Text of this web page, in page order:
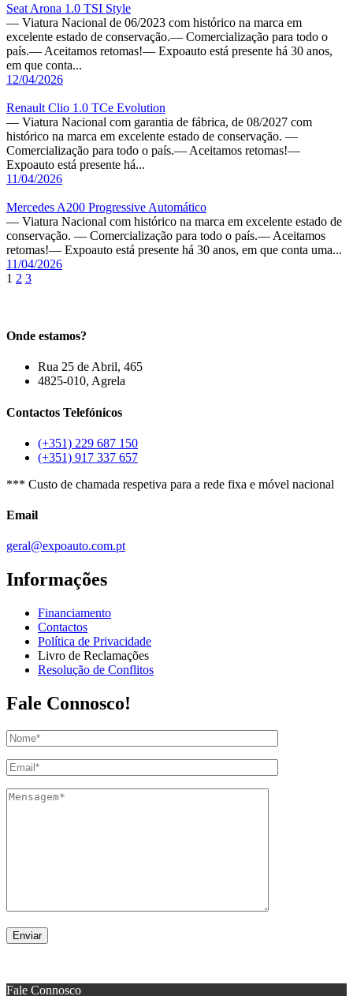
Seat Arona 1.0 TSI Style
— Viatura Nacional de 06/2023 com histórico na marca em
excelente estado de conservação.— Comercialização para todo o
país.— Aceitamos retomas!— Expoauto está presente há 30 anos,
em que conta...
12/04/2026
Renault Clio 1.0 TCe Evolution
— Viatura Nacional com garantia de fábrica, de 08/2027 com
histórico na marca em excelente estado de conservação. —
Comercialização para todo o país.— Aceitamos retomas!—
Expoauto está presente há...
11/04/2026
Mercedes A200 Progressive Automático
— Viatura Nacional com histórico na marca em excelente estado de
conservação. — Comercialização para todo o país.— Aceitamos
retomas!— Expoauto está presente há 30 anos, em que conta uma...
11/04/2026
1 2 3
Onde estamos?
Rua 25 de Abril, 465
4825-010, Agrela
Contactos Telefónicos
(+351) 229 687 150
(+351) 917 337 657
*** Custo de chamada respetiva para a rede fixa e móvel nacional
Email
geral@expoauto.com.pt
Informações
Financiamento
Contactos
Política de Privacidade
Livro de Reclamações
Resolução de Conflitos
Fale Connosco!
Fale Connosco